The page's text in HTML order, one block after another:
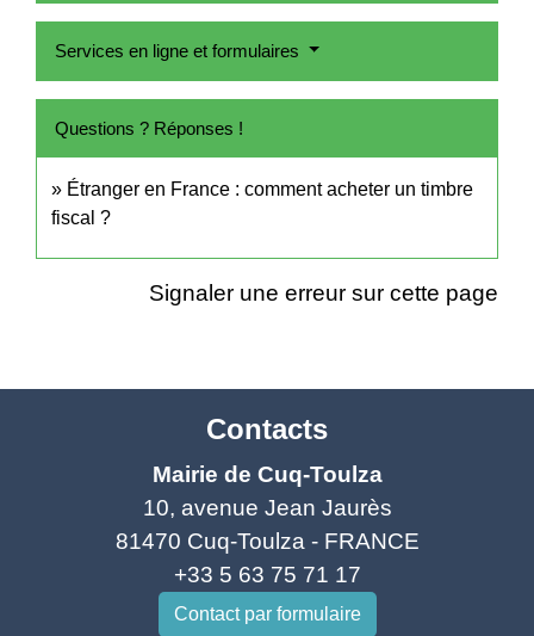
Services en ligne et formulaires
Questions ? Réponses !
Étranger en France : comment acheter un timbre
fiscal ?
Signaler une erreur sur cette page
Contacts
Mairie de Cuq-Toulza
10, avenue Jean Jaurès
81470 Cuq-Toulza - FRANCE
+33 5 63 75 71 17
Contact par formulaire